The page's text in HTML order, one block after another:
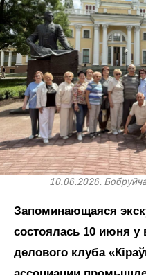
10.06.2026.
Запоминающаяся
состоялась 10 июня у
делового клуба